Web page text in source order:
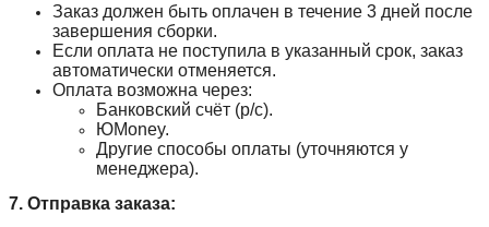
Заказ должен быть оплачен в течение 3 дней после
завершения сборки.
Если оплата не поступила в указанный срок, заказ
автоматически отменяется.
Оплата возможна через:
Банковский счёт (р/с).
ЮMoney.
Другие способы оплаты (уточняются у
менеджера).
7. Отправка заказа: